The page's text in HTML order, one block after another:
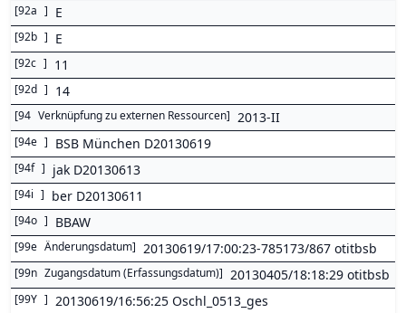
[92a ] E
[92b ] E
[92c ] 11
[92d ] 14
[94 Verknüpfung zu externen Ressourcen] 2013-II
[94e ] BSB München D20130619
[94f ] jak D20130613
[94i ] ber D20130611
[94o ] BBAW
[99e Änderungsdatum] 20130619/17:00:23-785173/867 otitbsb
[99n Zugangsdatum (Erfassungsdatum)] 20130405/18:18:29 otitbsb
[99Y ] 20130619/16:56:25 Oschl_0513_ges